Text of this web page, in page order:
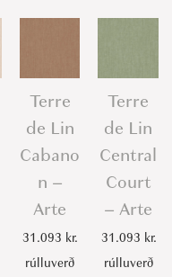
Terre
de Lin
Cabano
n –
Arte
31.093 kr.
rúlluverð
Terre
de Lin
Central
Court
– Arte
31.093 kr.
rúlluverð